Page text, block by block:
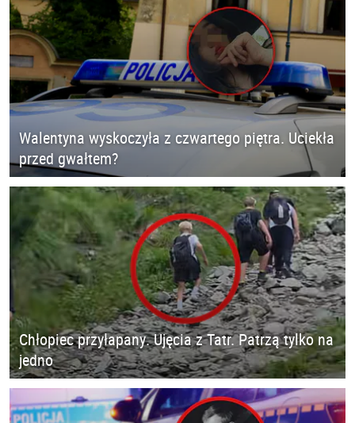
Walentyna wyskoczyła z czwartego piętra. Uciekła
przed gwałtem?
Chłopiec przyłapany. Ujęcia z Tatr. Patrzą tylko na
jedno